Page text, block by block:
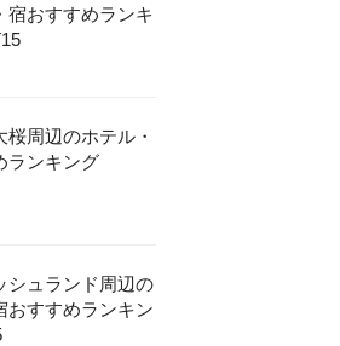
宿おすすめランキ
桜周辺のホテル・
ランキング
シュランド周辺の
おすすめランキン